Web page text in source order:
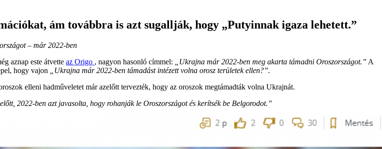
ám továbbra is azt sugallják, hogy „Putyinnak igaza lehetett.”
– már 2022-ben
aznap este átvette az Origo , nagyon hasonló címmel: „Ukrajna már 2022-ben meg akarta támadni Oroszországot.” A
hogy vajon
„Ukrajna már 2022-ben támadást intézett volna orosz területek ellen?”.
elleni hadműveletet már azelőtt tervezték, hogy az oroszok megtámadták volna Ukrajnát.
2022-ben azt javasolta, hogy rohanják le Oroszországot és kerítsék be Belgorodot.”